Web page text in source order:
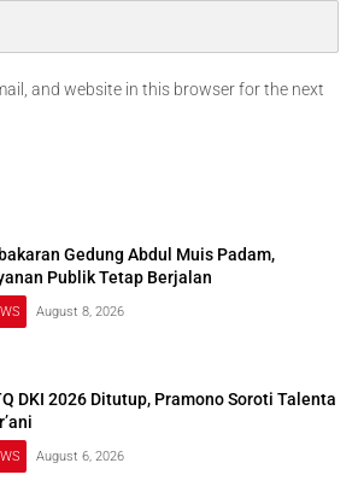
and website in this browser for the next
Gedung Abdul Muis Padam,
Publik Tetap Berjalan
August 8, 2026
DKI 2026 Ditutup, Pramono Soroti Talenta
August 6, 2026